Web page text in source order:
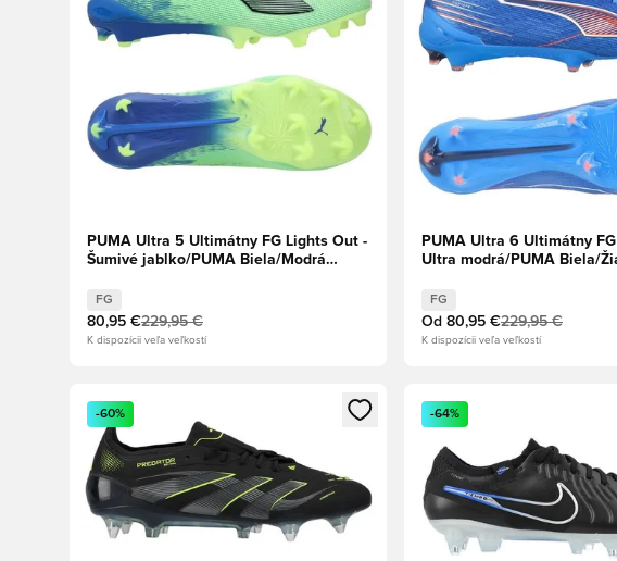
PUMA Ultra 5 Ultimátny FG Lights Out -
Šumivé jablko/PUMA Biela/Modrá
FG
80,95 €229,95 €
K dispozícii veľa veľkostí
PUMA Ultra 6 Ultimátny
Ultra modrá/PUMA Biela/
FG
Od 80,95 €229,95 €
K dispozícii veľa veľkostí
Otvorí modál na prihlásenie alebo registráciu ako člen
-60%
Otvorí modál na
-64%